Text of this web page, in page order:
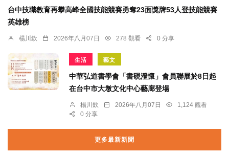
台中技職教育再攀高峰全國技能競賽勇奪23面獎牌53人登技能競賽
英雄榜
楊川欽 2026年八月07日 278 觀看 0 分享
生活 藝文
中華弘道書學會「書硯澄懷」會員聯展於8日起
在台中市大墩文化中心藝廊登場
楊川欽 2026年八月07日
1,124 觀看
0 分享
更多最新新聞